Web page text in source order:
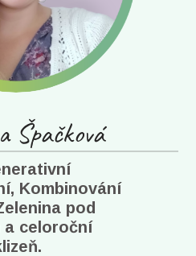
Špačková
Kombinování
pod
a celoroční